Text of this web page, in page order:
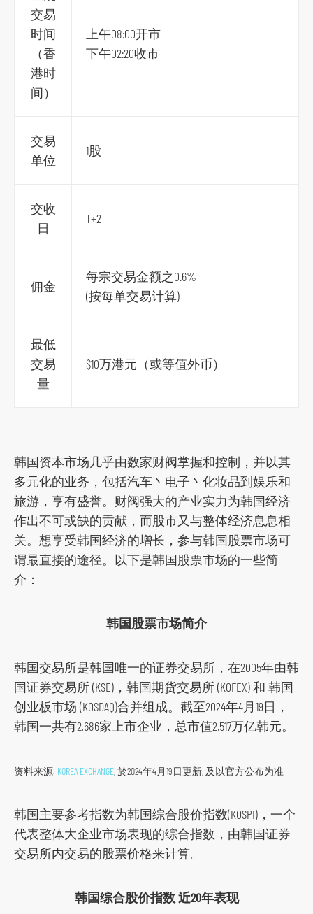
交易
时间
（香
港时
间）
上午08:00开市
下午02:20收市
交易
单位
1股
交收
日
T+2
佣金
每宗交易金额之0.6%
(按每单交易计算)
最低
交易
量
$10万港元（或等值外币）
韩国资本市场几乎由数家财阀掌握和控制，并以其
多元化的业务，包括汽车丶电子丶化妆品到娱乐和
旅游，享有盛誉。财阀强大的产业实力为韩国经济
作出不可或缺的贡献，而股市又与整体经济息息相
关。想享受韩国经济的增长，参与韩国股票市场可
谓最直接的途径。以下是韩国股票市场的一些简
介：
韩国股票市场简介
韩国交易所是韩国唯一的证券交易所，在2005年由韩
国证券交易所 (KSE)，韩国期货交易所 (KOFEX) 和 韩国
创业板市场 (KOSDAQ)合并组成。截至2024年4月19日，
韩国一共有2,686家上市企业，总市值2,517万亿韩元。
资料来源: KOREA EXCHANGE, 於2024年4月19日更新, 及以官方公布为准
韩国主要参考指数为韩国综合股价指数(KOSPI)，一个
代表整体大企业市场表现的综合指数，由韩国证券
交易所内交易的股票价格来计算。
韩国综合股价指数 近20年表现